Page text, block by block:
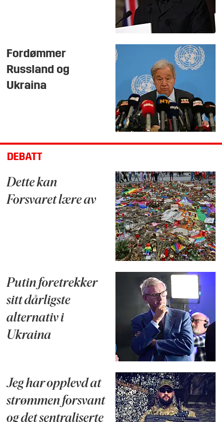
Fordømmer
Russland og
Ukraina
DEBATT
Dette kan
Forsvaret lære av
Putin foretrekker
sitt dårligste
alternativ i
Ukraina
Jeg har opplevd at
strømmen forsvant
og det sentraliserte